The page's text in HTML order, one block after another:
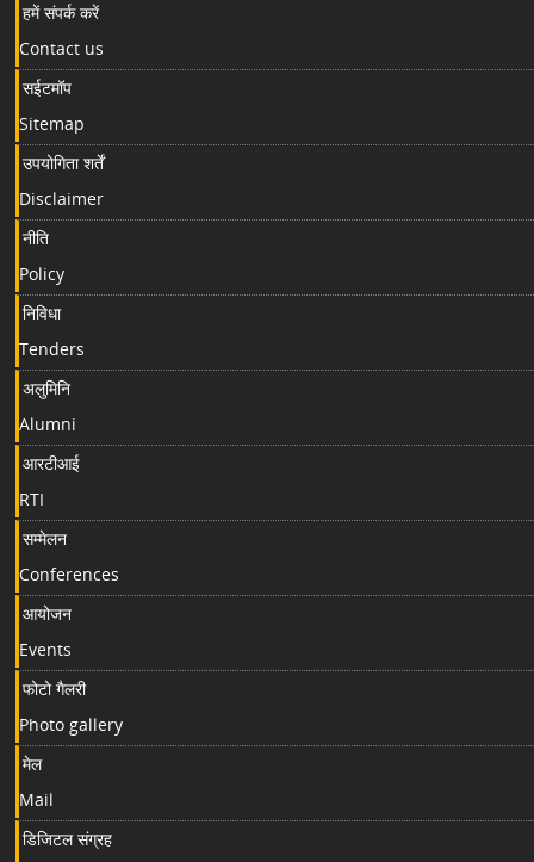
हमें संपर्क करें
Contact us
सईटमॉप
Sitemap
उपयोगिता शर्तें
Disclaimer
नीति
Policy
निविधा
Tenders
अलुमिनि
Alumni
आरटीआई
RTI
सम्मेलन
Conferences
आयोजन
Events
फोटो गैलरी
Photo gallery
मेल
Mail
डिजिटल संग्रह